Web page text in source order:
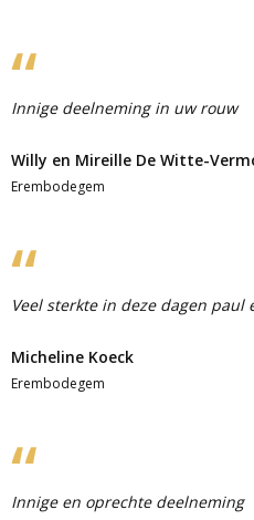
Innige deelneming in uw rouw
Willy en Mireille De Witte-
Erembodegem
Veel sterkte in deze dagen paul
Micheline Koeck
Erembodegem
Innige en oprechte deelneming